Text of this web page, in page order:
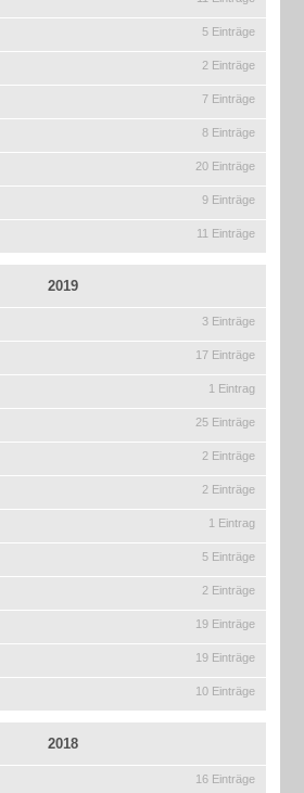
5 Einträge
2 Einträge
7 Einträge
8 Einträge
20 Einträge
9 Einträge
11 Einträge
2019
3 Einträge
17 Einträge
1 Eintrag
25 Einträge
2 Einträge
2 Einträge
1 Eintrag
5 Einträge
2 Einträge
19 Einträge
19 Einträge
10 Einträge
2018
16 Einträge